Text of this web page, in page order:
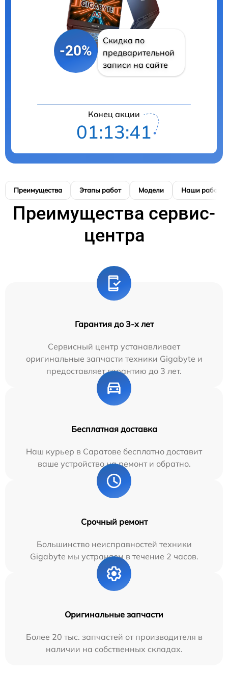
-20%
Скидка по
предварительной
записи на сайте
Конец акции
01:13:41
Преимущества Этапы работ Модели Наши работы
Преимущества сервис-
центра
Гарантия до 3-х лет
Сервисный центр устанавливает
оригинальные запчасти техники Gigabyte и
предоставляет гарантию до 3 лет.
Бесплатная доставка
Наш курьер в Саратове бесплатно доставит
ваше устройство на ремонт и обратно.
Срочный ремонт
Большинство неисправностей техники
Gigabyte мы устраняем в течение 2 часов.
Оригинальные запчасти
Более 20 тыс. запчастей от производителя в
наличии на собственных складах.